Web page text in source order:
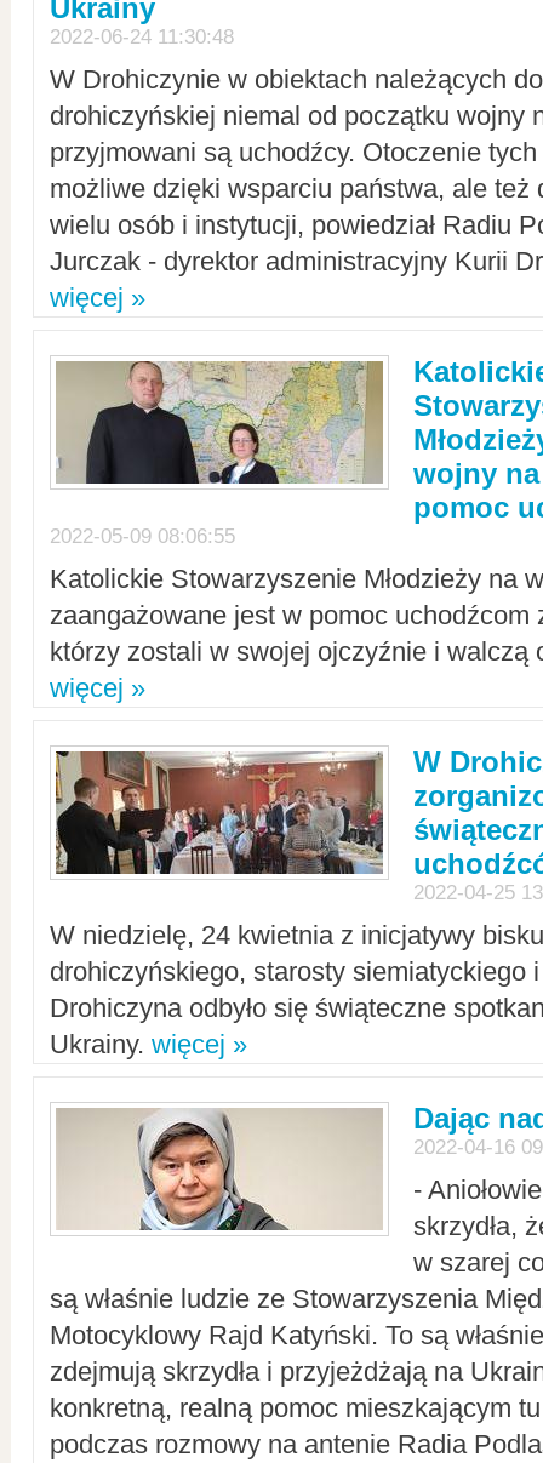
Ukrainy
2022-06-24 11:30:48
W Drohiczynie w obiektach należących
drohiczyńskiej niemal od początku wojny
przyjmowani są uchodźcy. Otoczenie
możliwe dzięki wsparciu państwa, ale też
wielu osób i instytucji, powiedział Radiu
Jurczak - dyrektor administracyjny Kurii
więcej »
wojny
pomoc
2022-05-09 08:06:55
Katolickie Stowarzyszenie Młodzieży na
zaangażowane jest w pomoc uchodźcom
którzy zostali w swojej ojczyźnie i walczą
więcej »
W
2022-04-25
W niedzielę, 24 kwietnia z inicjatywy
drohiczyńskiego, starosty siemiatyckiego
Drohiczyna odbyło się świąteczne
Ukrainy. więcej »
Dając
2022-04-16
-
skrzydła,
w szarej
są właśnie ludzie ze Stowarzyszenia
Motocyklowy Rajd Katyński. To są
zdejmują skrzydła i przyjeżdżają na
konkretną, realną pomoc mieszkającym
podczas rozmowy na antenie Radia